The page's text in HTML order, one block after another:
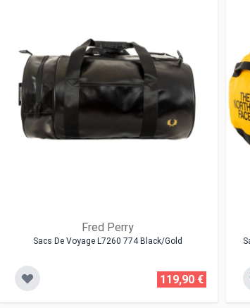
Fred Perry
Sacs De Voyage L7260 774 Black/gold
119,90 €